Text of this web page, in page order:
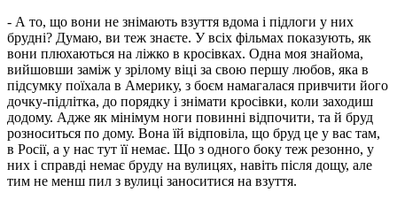
- А то, що вони не знімають взуття вдома і підлоги у них
брудні? Думаю, ви теж знаєте. У всіх фільмах показують, як
вони плюхаються на ліжко в кросівках. Одна моя знайома,
вийшовши заміж у зрілому віці за свою першу любов, яка в
підсумку поїхала в Америку, з боєм намагалася привчити його
дочку-підлітка, до порядку і знімати кросівки, коли заходиш
додому. Адже як мінімум ноги повинні відпочити, та й бруд
розноситься по дому. Вона їй відповіла, що бруд це у вас там,
в Росії, а у нас тут її немає. Що з одного боку теж резонно, у
них і справді немає бруду на вулицях, навіть після дощу, але
тим не менш пил з вулиці заноситися на взуття.